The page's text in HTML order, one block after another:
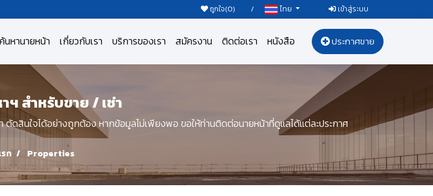
ถูกใจ(0) / ไทย เข้าสู่ระบบ
ค้นหานายหน้า เกี่ยวกับเรา บริการของเรา สมัครงาน ติดต่อเรา หนังสือ ประกาศขาย
ฯ สำหรับขาย / เช่า
ดสินใจได้อย่างถูกต้อง หากข้อมูลไม่เพียงพอ ขอให้ท่านติดต่อนายหน้าที่ดูแลได้แต่ละประกาศ
ก Properties